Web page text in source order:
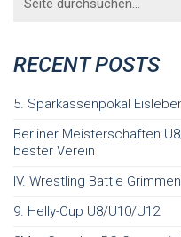
for:
RECENT POSTS
5. Sparkassenpokal
Berliner Meisterschaften
bester Verein
IV. Wrestling Battle Grimmen
9. Helly-Cup U8/U10/U12